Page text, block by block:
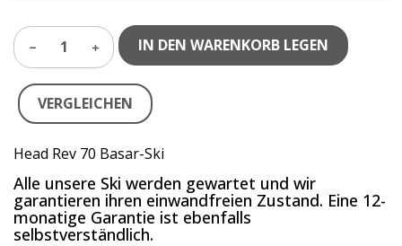
1 IN DEN WARENKORB LEGEN
VERGLEICHEN
Head Rev 70 Basar-Ski
Alle unsere Ski werden gewartet und wir
garantieren ihren einwandfreien Zustand. Eine 12-
monatige Garantie ist ebenfalls
selbstverständlich.